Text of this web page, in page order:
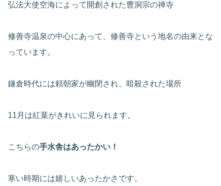
弘法大使空海によって開創された曹洞宗の禅寺
修善寺温泉の中心にあって、修善寺という地名の由来とな
っています。
鎌倉時代には頼朝家が幽閉され、暗殺された場所
11月は紅葉がきれいに見られます。
こちらの手水舎はあったかい！
寒い時期には嬉しいあったかさです。